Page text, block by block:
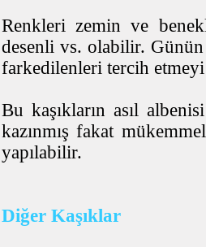
Renkleri zemin ve
desenli vs. olabilir.
farkedilenleri tercih
Bu kaşıkların asıl
kazınmış fakat
yapılabilir.
Diğer Kaşıklar